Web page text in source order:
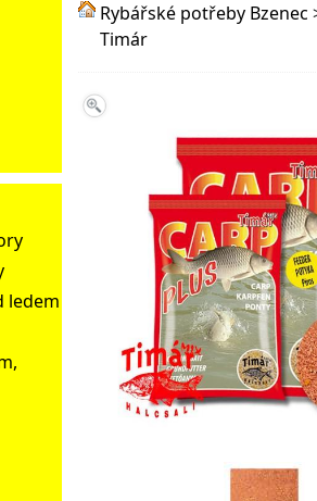
ledem
Rybářské potřeby Bzenec
Timár